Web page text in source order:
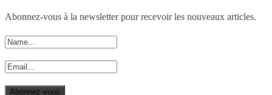
Abonnez-vous à la newsletter pour recevoir les nouveaux articles.